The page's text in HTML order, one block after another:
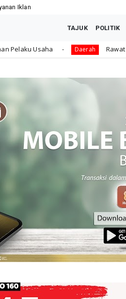
Iklan
TAJUK POLITIK
Daerah Rawat Tenaga Kerja dengan